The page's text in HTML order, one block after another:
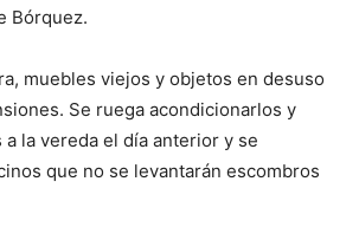
Bórquez.
muebles viejos y objetos en desuso
Se ruega acondicionarlos y
la vereda el día anterior y se
que no se levantarán escombros